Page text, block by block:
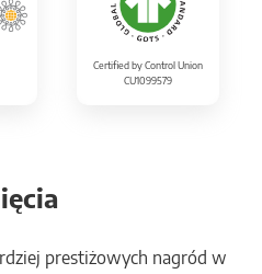
Certified by Control Union
CU1099579
prestiżowych nagród w